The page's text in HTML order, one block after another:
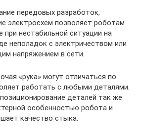
передовых разработок,
электросхем позволяет роботам
нестабильной ситуации на
неполадок с электричеством или
напряжением в сети.
«рука» могут отличаться по
работать с любыми деталями.
деталей так же
особенностью робота и
качество стыка.